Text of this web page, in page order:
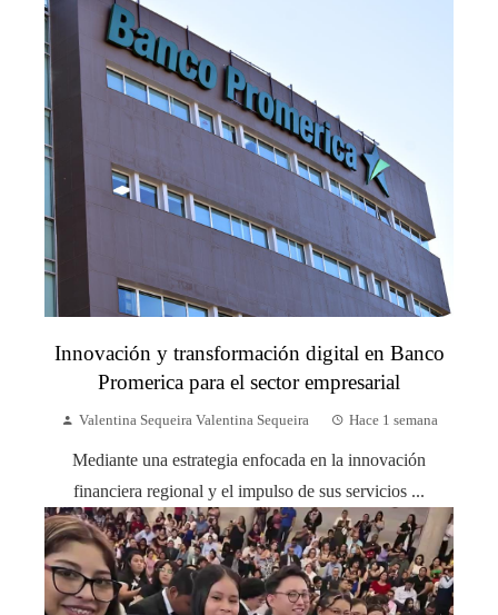
Innovación y transformación digital en Banco
Promerica para el sector empresarial
Valentina Sequeira Valentina Sequeira Hace 1 semana
Mediante una estrategia enfocada en la innovación
financiera regional y el impulso de sus servicios ...